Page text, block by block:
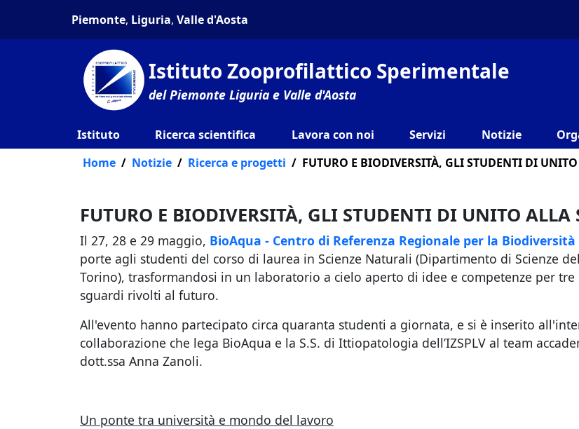
Piemonte, Liguria, Valle d'Aosta
Istituto Zooprofilattico Sperimentale
del Piemonte Liguria e Valle d'Aosta
Istituto Ricerca scientifica Lavora con noi Servizi Notizie
Home
Notizie Ricerca e progetti FUTURO E BIODIVERSITÀ, GLI STUDENTI DI
FUTURO E BIODIVERSITÀ, GLI STUDENTI DI UNITO ALLA
Il 27, 28 e 29 maggio, BioAqua - Centro di Referenza Regionale per la
porte agli studenti del corso di laurea in Scienze Naturali (Dipartimento di Scienze
Torino), trasformandosi in un laboratorio a cielo aperto di idee e competenze per
sguardi rivolti al futuro.
All'evento hanno partecipato circa quaranta studenti a giornata, e si è inserito
collaborazione che lega BioAqua e la S.S. di Ittiopatologia dell’IZSPLV al team
dott.ssa Anna Zanoli.
Un ponte tra università e mondo del lavoro